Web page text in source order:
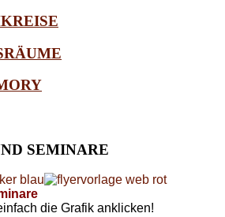
SEMINARE
die Grafik anklicken!